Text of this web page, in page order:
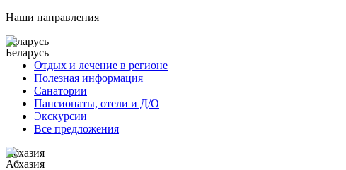
Наши направления
Беларусь
Отдых и лечение в регионе
Полезная информация
Санатории
Пансионаты, отели и Д/О
Экскурсии
Все предложения
Абхазия